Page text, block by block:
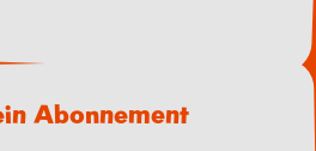
Abonnement